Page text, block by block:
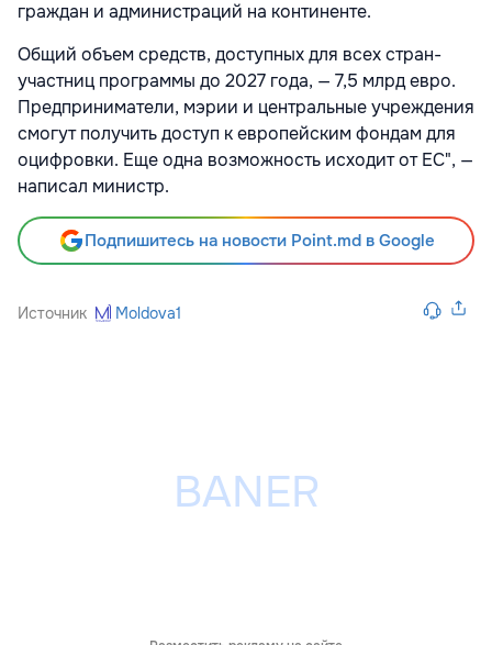
граждан и администраций на континенте.
Общий объем средств, доступных для всех стран-
участниц программы до 2027 года, — 7,5 млрд евро.
Предприниматели, мэрии и центральные учреждения
смогут получить доступ к европейским фондам для
оцифровки. Еще одна возможность исходит от ЕС", —
написал министр.
Подпишитесь на новости Point.md в Google
Источник Moldova1